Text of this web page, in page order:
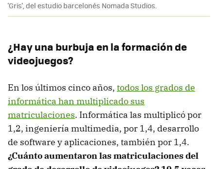
'Gris', del estudio barcelonés Nomada Studios.
¿Hay una burbuja en la formación de
videojuegos?
En los últimos cinco años, todos los grados de
informática han multiplicado sus
matriculaciones. Informática las multiplicó por
1,2, ingeniería multimedia, por 1,4, desarrollo
de software y aplicaciones, también por 1,4.
¿Cuánto aumentaron las matriculaciones del